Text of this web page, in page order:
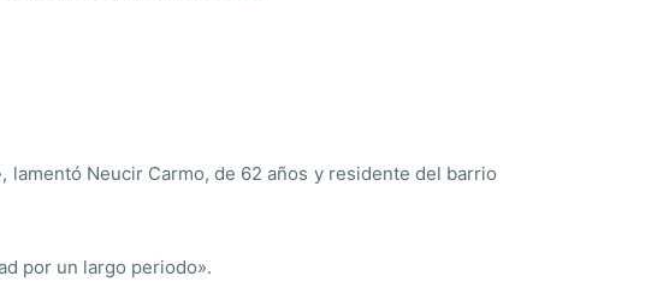
lamentó Neucir Carmo, de 62 años y residente del barrio
por un largo periodo».